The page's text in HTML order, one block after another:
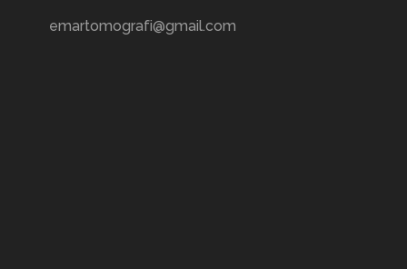
emartomografi@gmail.com